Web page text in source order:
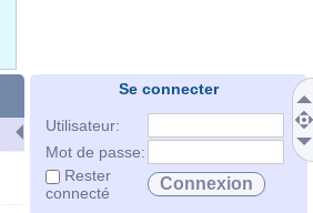
Se connecter
Utilisateur:
Mot de passe:
Rester
connecté